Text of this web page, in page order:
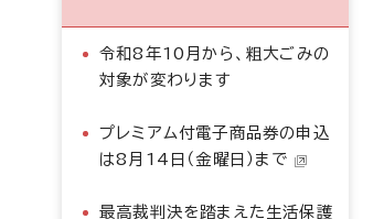
令和8年10月から、粗大ごみの
対象が変わります
プレミアム付電子商品券の申込
は8月14日（金曜日）まで
最高裁判決を踏まえた生活保護